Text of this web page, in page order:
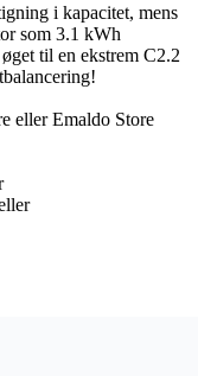
i kapacitet, mens
som 3.1 kWh
til en ekstrem C2.2
eller Emaldo Store